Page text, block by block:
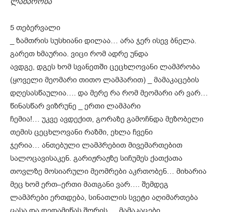
5 თებერვალი
_ ზამთრის სუსხიანი დილაა… არა ჯერ ისევ ბნელა.
გარეთ ხმაურია. ვიცი რომ ადრე უნდა
ავდგე, დგეს ხომ სვანეთში ცეცხლოვანი ლამპრობა
(ყოველი მეომარი თითო ლამპარით) _ მამაკაცების
დღესასწაულია…. და მერე რა რომ მეომარი არ ვარ…
წინასწარ ვიზრუნე _ ერთი ლამპარი
ჩემია!… უკვე ავდექით, გორაზე გამოჩნდა მეზობელი
თემის ცეცხლოვანი რაზმი, ეხლა ჩვენი
ჯერია… ანთებული ლამპრებით მივემართებით
სალოცავისაკენ. გარიჟრაჟზე სიჩუმეს ქათქათა
თოვლზე მოსიარული მეომრები აკრთობენ… მიხარია
მეც ხომ ერთ–ერთი მათგანი ვარ…. შემდეგ
ლამპრები ერთდება, სინათლის სვეტი აღიმართება